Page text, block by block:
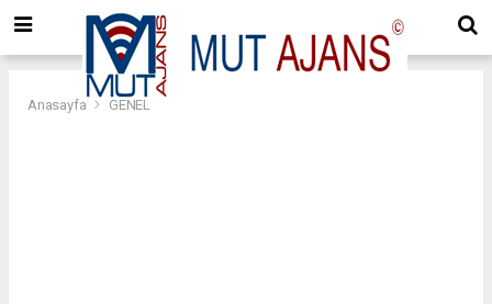
Anasayfa GENEL